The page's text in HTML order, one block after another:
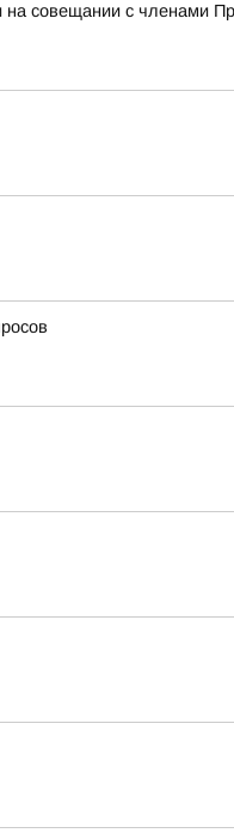
на совещании с членами